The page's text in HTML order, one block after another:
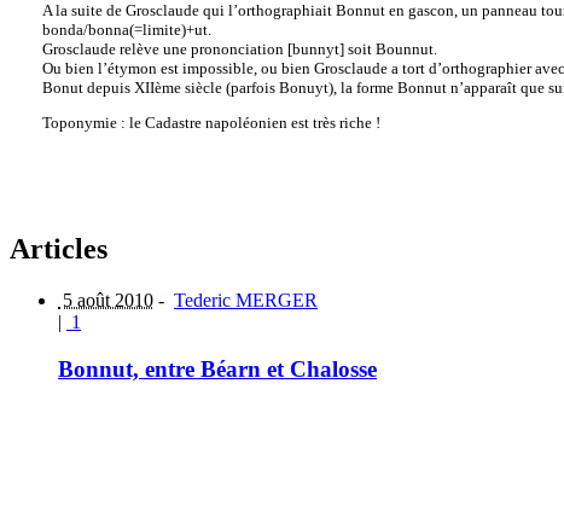
A la suite de Grosclaude qui l’orthographiait Bonnut en gascon, un panneau
bonda/bonna(=limite)+ut.
Grosclaude relève une prononciation [bunnyt] soit Bounnut.
Ou bien l’étymon est impossible, ou bien Grosclaude a tort d’orthographier
Bonut depuis XIIème siècle (parfois Bonuyt), la forme Bonnut n’apparaît que
Toponymie : le Cadastre napoléonien est très riche !
Articles
5 août 2010 - Tederic MERGER
| 1
Bonnut, entre Béarn et Chalosse